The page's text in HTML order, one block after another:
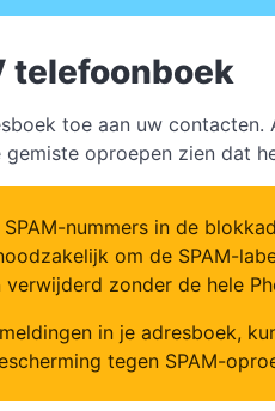
telefoonboek
toe aan uw
oproepen zien dat
nummers in de
om de SPAM-
zonder de hele
in je adresboek,
tegen SPAM-